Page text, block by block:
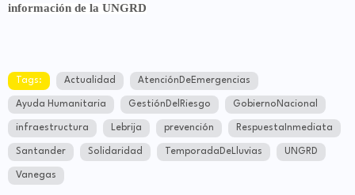
información de la UNGRD
Tags: Actualidad AtenciónDeEmergencias
Ayuda Humanitaria GestiónDelRiesgo GobiernoNacional
infraestructura Lebrija prevención RespuestaInmediata
Santander Solidaridad TemporadaDeLluvias UNGRD
Vanegas